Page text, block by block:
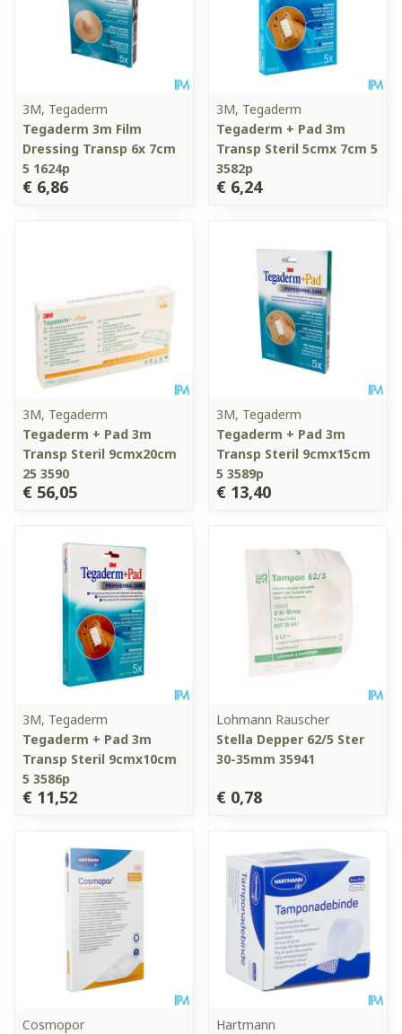
3M, Tegaderm
Tegaderm 3m Film
Dressing Transp 6x 7cm
5 1624p
€ 6,86
3M, Tegaderm
Tegaderm + Pad 3m
Transp Steril 5cmx 7cm 5
3582p
€ 6,24
3M, Tegaderm
Tegaderm + Pad 3m
Transp Steril 9cmx20cm
25 3590
€ 56,05
3M, Tegaderm
Tegaderm + Pad 3m
Transp Steril 9cmx15cm
5 3589p
€ 13,40
3M, Tegaderm
Tegaderm + Pad 3m
Transp Steril 9cmx10cm
5 3586p
€ 11,52
Lohmann Rauscher
Stella Depper 62/5 Ster
30-35mm 35941
€ 0,78
Cosmopor
Hartmann